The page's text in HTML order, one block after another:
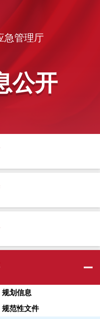
急管理厅
公开
规划信息
规范性文件